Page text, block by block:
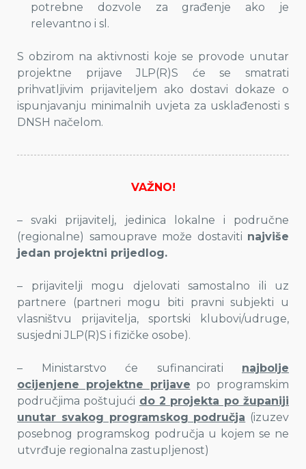
potrebne dozvole za građenje ako je
relevantno i sl.
S obzirom na aktivnosti koje se provode unutar
projektne prijave JLP(R)S će se smatrati
prihvatljivim prijaviteljem ako dostavi dokaze o
ispunjavanju minimalnih uvjeta za usklađenosti s
DNSH načelom.
VAŽNO!
– svaki prijavitelj, jedinica lokalne i područne
(regionalne) samouprave može dostaviti najviše
jedan projektni prijedlog.
– prijavitelji mogu djelovati samostalno ili uz
partnere (partneri mogu biti pravni subjekti u
vlasništvu prijavitelja, sportski klubovi/udruge,
susjedni JLP(R)S i fizičke osobe).
– Ministarstvo će sufinancirati najbolje
ocijenjene projektne prijave po programskim
područjima poštujući do 2 projekta po županiji
unutar svakog programskog područja (izuzev
posebnog programskog područja u kojem se ne
utvrđuje regionalna zastupljenost)